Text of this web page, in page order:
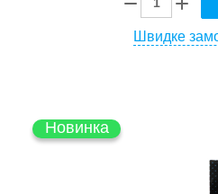
Швидке
Новинка